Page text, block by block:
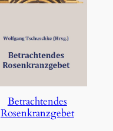
Betrachtendes
Rosenkranzgebet